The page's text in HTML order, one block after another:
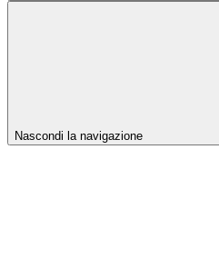
Nascondi la navigazione